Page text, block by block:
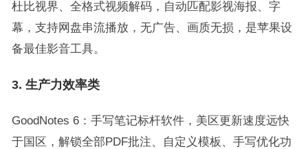
杜比视界、全格式视频解码，自动匹配影视海报、字
幕，支持网盘串流播放，无广告、画质无损，是苹果设
备最佳影音工具。
3. 生产力效率类
GoodNotes 6：手写笔记标杆软件，美区更新速度远快
于国区，解锁全部PDF批注、自定义模板、手写优化功